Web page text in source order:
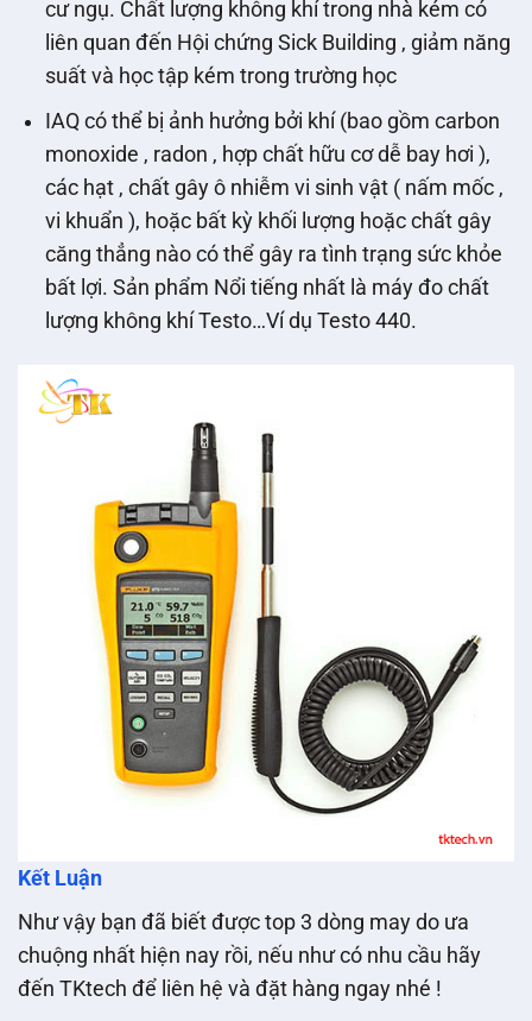
cư ngụ. Chất lượng không khí trong nhà kém có
liên quan đến Hội chứng Sick Building , giảm năng
suất và học tập kém trong trường học
IAQ có thể bị ảnh hưởng bởi khí (bao gồm carbon
monoxide , radon , hợp chất hữu cơ dễ bay hơi ),
các hạt , chất gây ô nhiễm vi sinh vật ( nấm mốc ,
vi khuẩn ), hoặc bất kỳ khối lượng hoặc chất gây
căng thẳng nào có thể gây ra tình trạng sức khỏe
bất lợi. Sản phẩm Nổi tiếng nhất là máy đo chất
lượng không khí Testo…Ví dụ Testo 440.
Kết Luận
Như vậy bạn đã biết được top 3 dòng may do ưa
chuộng nhất hiện nay rồi, nếu như có nhu cầu hãy
đến TKtech để liên hệ và đặt hàng ngay nhé !